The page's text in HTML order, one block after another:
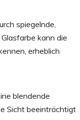
spiegelnde,
kann die
erheblich
blendende
Sicht beeinträchtigt